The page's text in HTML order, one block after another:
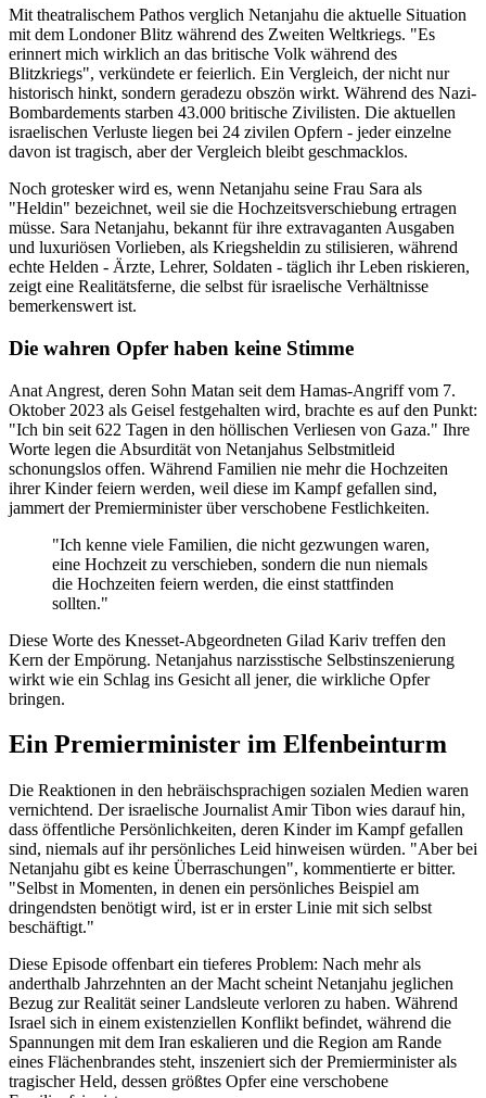
Mit theatralischem Pathos verglich Netanjahu die aktuelle Situation
mit dem Londoner Blitz während des Zweiten Weltkriegs. "Es
erinnert mich wirklich an das britische Volk während des
Blitzkriegs", verkündete er feierlich. Ein Vergleich, der nicht nur
historisch hinkt, sondern geradezu obszön wirkt. Während des Nazi-
Bombardements starben 43.000 britische Zivilisten. Die aktuellen
israelischen Verluste liegen bei 24 zivilen Opfern - jeder einzelne
davon ist tragisch, aber der Vergleich bleibt geschmacklos.
Noch grotesker wird es, wenn Netanjahu seine Frau Sara als
"Heldin" bezeichnet, weil sie die Hochzeitsverschiebung ertragen
müsse. Sara Netanjahu, bekannt für ihre extravaganten Ausgaben
und luxuriösen Vorlieben, als Kriegsheldin zu stilisieren, während
echte Helden - Ärzte, Lehrer, Soldaten - täglich ihr Leben riskieren,
zeigt eine Realitätsferne, die selbst für israelische Verhältnisse
bemerkenswert ist.
Die wahren Opfer haben keine Stimme
Anat Angrest, deren Sohn Matan seit dem Hamas-Angriff vom 7.
Oktober 2023 als Geisel festgehalten wird, brachte es auf den Punkt:
"Ich bin seit 622 Tagen in den höllischen Verliesen von Gaza." Ihre
Worte legen die Absurdität von Netanjahus Selbstmitleid
schonungslos offen. Während Familien nie mehr die Hochzeiten
ihrer Kinder feiern werden, weil diese im Kampf gefallen sind,
jammert der Premierminister über verschobene Festlichkeiten.
"Ich kenne viele Familien, die nicht gezwungen waren,
eine Hochzeit zu verschieben, sondern die nun niemals
die Hochzeiten feiern werden, die einst stattfinden
sollten."
Diese Worte des Knesset-Abgeordneten Gilad Kariv treffen den
Kern der Empörung. Netanjahus narzisstische Selbstinszenierung
wirkt wie ein Schlag ins Gesicht all jener, die wirkliche Opfer
bringen.
Ein Premierminister im Elfenbeinturm
Die Reaktionen in den hebräischsprachigen sozialen Medien waren
vernichtend. Der israelische Journalist Amir Tibon wies darauf hin,
dass öffentliche Persönlichkeiten, deren Kinder im Kampf gefallen
sind, niemals auf ihr persönliches Leid hinweisen würden. "Aber bei
Netanjahu gibt es keine Überraschungen", kommentierte er bitter.
"Selbst in Momenten, in denen ein persönliches Beispiel am
dringendsten benötigt wird, ist er in erster Linie mit sich selbst
beschäftigt."
Diese Episode offenbart ein tieferes Problem: Nach mehr als
anderthalb Jahrzehnten an der Macht scheint Netanjahu jeglichen
Bezug zur Realität seiner Landsleute verloren zu haben. Während
Israel sich in einem existenziellen Konflikt befindet, während die
Spannungen mit dem Iran eskalieren und die Region am Rande
eines Flächenbrandes steht, inszeniert sich der Premierminister als
tragischer Held, dessen größtes Opfer eine verschobene